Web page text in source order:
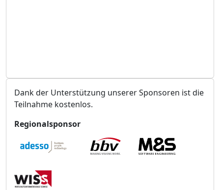
t
Dank der Unterstützung unserer Sponsoren ist die
Teilnahme kostenlos.
Regionalsponsor